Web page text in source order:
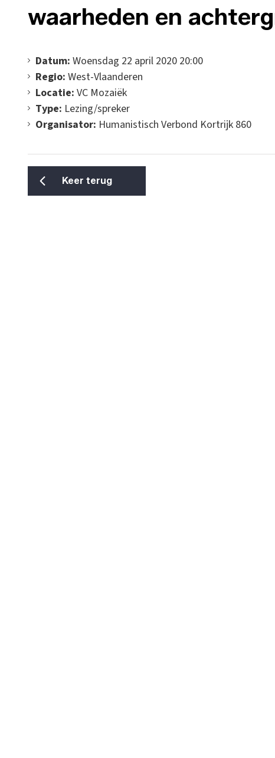
waarheden en
Datum: Woensdag 22 april 2020 20:00
Regio: West-Vlaanderen
Locatie: VC Mozaiëk
Type: Lezing/spreker
Organisator: Humanistisch Verbond Kortrijk 860
Keer terug